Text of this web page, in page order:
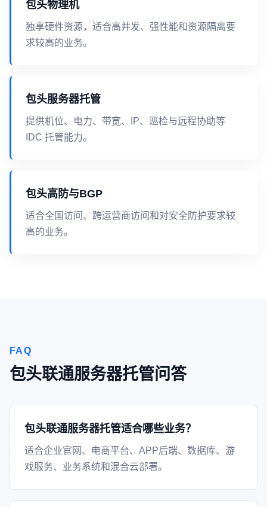
包头物理机
独享硬件资源，适合高并发、强性能和资源隔离要
求较高的业务。
包头服务器托管
提供机位、电力、带宽、IP、巡检与远程协助等
IDC 托管能力。
包头高防与BGP
适合全国访问、跨运营商访问和对安全防护要求较
高的业务。
FAQ
包头联通服务器托管问答
包头联通服务器托管适合哪些业务？
适合企业官网、电商平台、APP后端、数据库、游
戏服务、业务系统和混合云部署。